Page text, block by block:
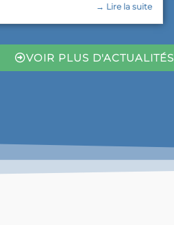
→ Lire la suite
VOIR PLUS D'ACTUALITÉS